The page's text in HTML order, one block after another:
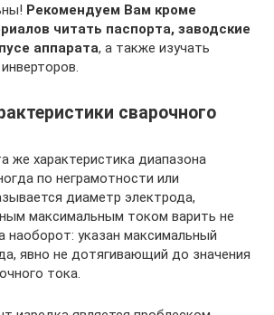
Рекомендуем Вам кроме
читать паспорта, заводские
аппарата, а также изучать
сварочного
же характеристика диапазона
по неграмотности или
диаметр электрода,
максимальным током варить не
наоборот: указан максимальный
явно не дотягивающий до значения
тока.